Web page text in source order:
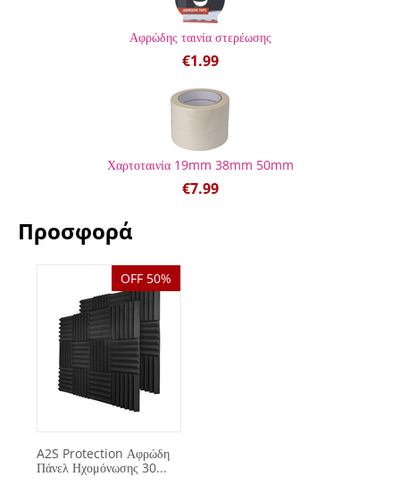
Αφρώδης ταινία στερέωσης
€1.99
Χαρτοταινία 19mm 38mm 50mm
€7.99
Προσφορά
OFF 50%
A2S Protection Αφρώδη
Πάνελ Ηχομόνωσης 30...